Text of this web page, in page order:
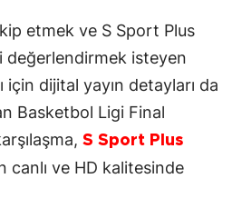
etmek ve S Sport Plus
değerlendirmek isteyen
dijital yayın detayları da
Basketbol Ligi Final
S Sport Plus
canlı ve HD kalitesinde